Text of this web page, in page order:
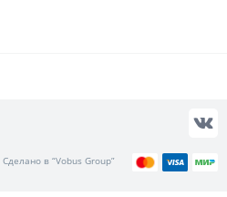
в “Vobus Group”